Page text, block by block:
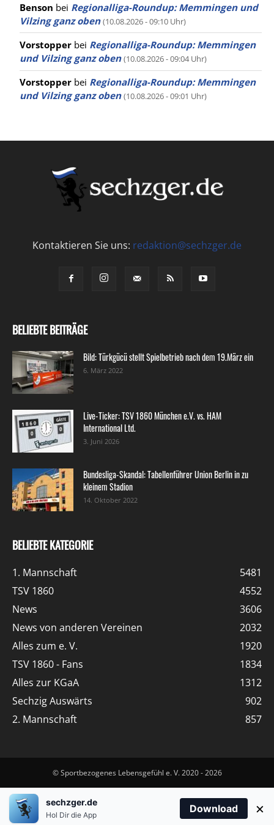
Benson bei Regionalliga-Roundup: Memmingen und
Vilzing ganz oben (10.08.2026 - 09:10 Uhr)
Vorstopper bei Regionalliga-Roundup: Memmingen
und Vilzing ganz oben (10.08.2026 - 09:04 Uhr)
Vorstopper bei Regionalliga-Roundup: Memmingen
und Vilzing ganz oben (10.08.2026 - 09:01 Uhr)
Kontaktieren Sie uns: redaktion@sechzger.de
BELIEBTE BEITRÄGE
Bild: Türkgücü stellt Spielbetrieb nach dem 19.März ein
6. März 2022
Live-Ticker: TSV 1860 München e.V. vs. HAM
International Ltd.
3. Juni 2026
Bundesliga-Skandal: Tabellenführer Union Berlin in zu
kleinem Stadion
14. Oktober 2022
BELIEBTE KATEGORIE
1. Mannschaft
5481
TSV 1860
4552
News
3606
News von anderen Vereinen
2032
Alles zum e. V.
1920
TSV 1860 - Fans
1834
Alles zur KGaA
1312
Sechzig Auswärts
902
2. Mannschaft
857
© Sportbezogenes Lebensgefühl e. V. 2020 - 2026
sechzger.de
Hol Dir die App Download ×